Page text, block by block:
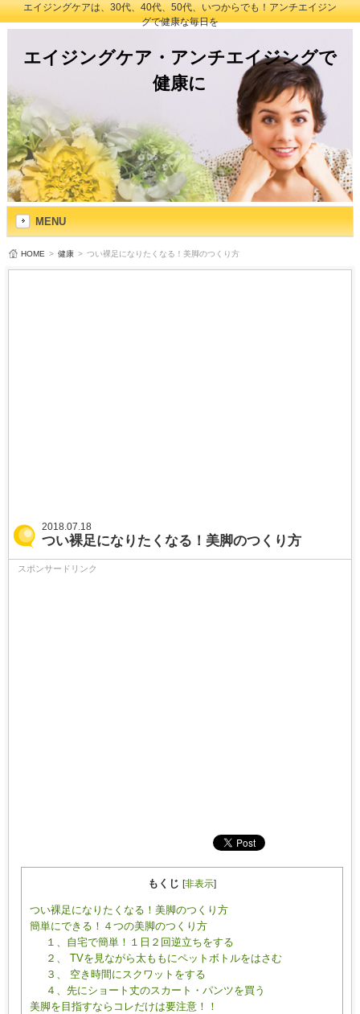
エイジングケアは、30代、40代、50代、いつからでも！アンチエイジン
グで健康な毎日を
エイジングケア・アンチエイジングで
健康に
MENU
HOME > 健康 > つい裸足になりたくなる！美脚のつくり方
2018.07.18
つい裸足になりたくなる！美脚のつくり方
スポンサードリンク
もくじ [非表示]
つい裸足になりたくなる！美脚のつくり方
簡単にできる！４つの美脚のつくり方
１、自宅で簡単！１日２回逆立ちをする
２、 TVを見ながら太ももにペットボトルをはさむ
３、 空き時間にスクワットをする
４、先にショート丈のスカート・パンツを買う
美脚を目指すならコレだけは要注意！！